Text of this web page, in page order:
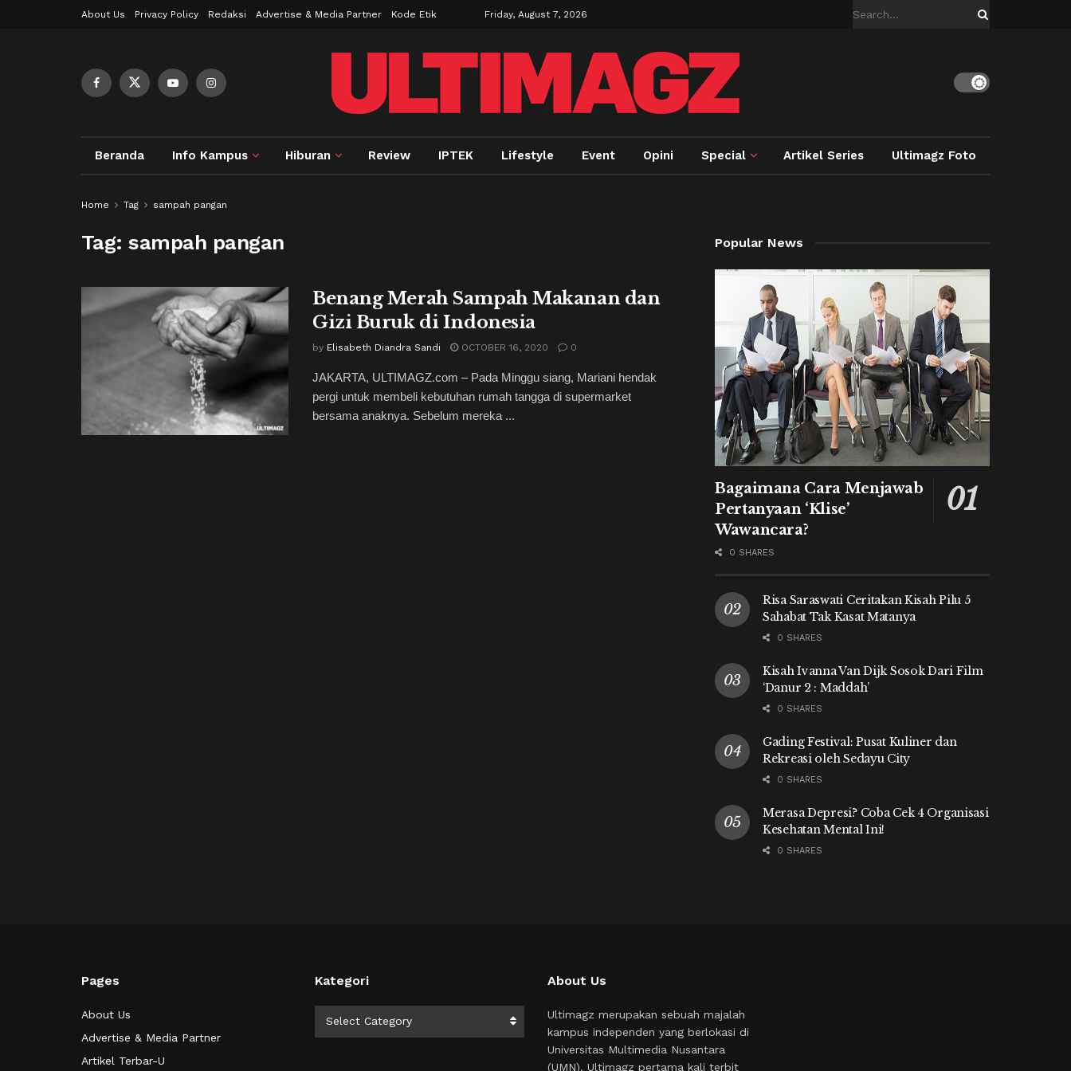
About Us Privacy Policy Redaksi Advertise & Media Partner Kode Etik Friday, August 7, 2026
Beranda Info Kampus Hiburan Review IPTEK Lifestyle Event Opini Special Artikel Series Ultimagz Foto
Home Tag sampah pangan
Tag:sampah pangan
Benang Merah Sampah Makanan dan
Gizi Buruk di Indonesia
by Elisabeth Diandra Sandi OCTOBER 16, 2020 0
JAKARTA, ULTIMAGZ.com – Pada Minggu siang, Mariani hendak
pergi untuk membeli kebutuhan rumah tangga di supermarket
bersama anaknya. Sebelum mereka ...
Popular News
Bagaimana Cara Menjawab
Pertanyaan ‘Klise’
Wawancara?
0 SHARES
Risa Saraswati Ceritakan Kisah Pilu 5
Sahabat Tak Kasat Matanya
0 SHARES
Kisah Ivanna Van Dijk Sosok Dari Film
‘Danur 2 : Maddah’
0 SHARES
Gading Festival: Pusat Kuliner dan
Rekreasi oleh Sedayu City
0 SHARES
Merasa Depresi? Coba Cek 4 Organisasi
Kesehatan Mental Ini!
0 SHARES
Pages
About Us
Advertise & Media Partner
Artikel Terbar-U
Kategori
Select Category
About Us
Ultimagz merupakan sebuah majalah
kampus independen yang berlokasi di
Universitas Multimedia Nusantara
(UMN). Ultimagz pertama kali terbit